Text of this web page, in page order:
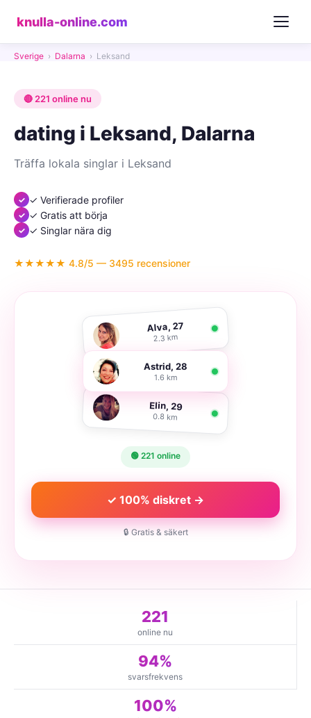
knulla-online.com
Sverige › Dalarna › Leksand
🔴 221 online nu
dating i Leksand, Dalarna
Träffa lokala singlar i Leksand
✓ Verifierade profiler
✓ Gratis att börja
✓ Singlar nära dig
★★★★★ 4.8/5 — 3495 recensioner
Alva, 27
2.3 km
Astrid, 28
1.6 km
Elin, 29
0.8 km
🟢 221 online
✓ 100% diskret →
🔒 Gratis & säkert
221
online nu
94%
svarsfrekvens
100%